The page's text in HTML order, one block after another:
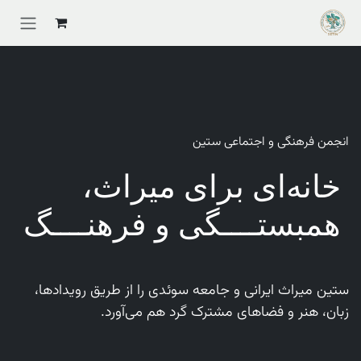
Skip to Content
انجمن فرهنگی و اجتماعی ستین
خانه‌ای برای میراث،
همبستــــگی و فرهنــــگ
ستین میراث ایرانی و جامعه سوئدی را از طریق رویدادها،
زبان، هنر و فضاهای مشترک گرد هم می‌آورد.